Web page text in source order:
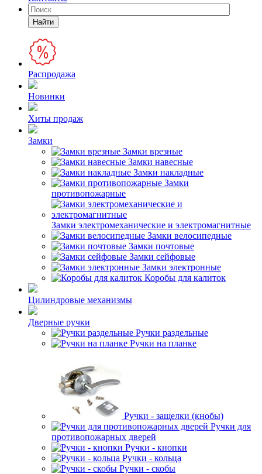
Найти
Распродажа
Новинки
Хиты продаж
Замки
Замки врезные
Замки навесные
Замки накладные
Замки
противопожарные
Замки электромеханические и электромагнитные
Замки велосипедные
Замки почтовые
Замки сейфовые
Замки электронные
Коробы для калиток
Цилиндровые механизмы
Дверные ручки
Ручки раздельные
Ручки на планке
Ручки - защелки (кнобы)
Ручки для
противопожарных дверей
Ручки - кнопки
Ручки - кольца
Ручки - скобы